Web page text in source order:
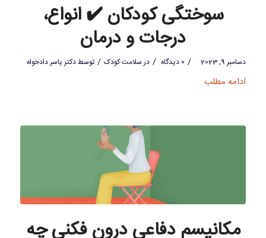
سوختگی کودکان ✔️ انواع،
درجات و درمان
دسامبر 9, 2023 / 0 دیدگاه / در سلامت کودک / توسطدکتر یاسر دادخواه
ادامه مطلب
مکانیسم دفاعی درون فکنی چه